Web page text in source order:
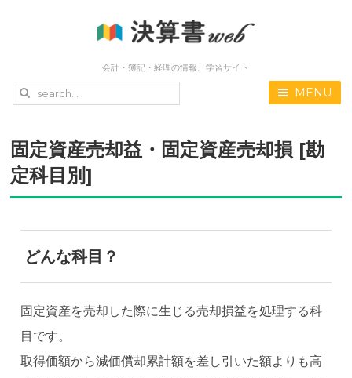
会計・簿記・経理の情報、学習サイト
MENU
固定資産売却益・固定資産売却損 [勘
定科目別]
どんな科目？
固定資産を売却した際に生じる売却損益を処理する科
目です。
取得価額から減価償却累計額を差し引いた額よりも高